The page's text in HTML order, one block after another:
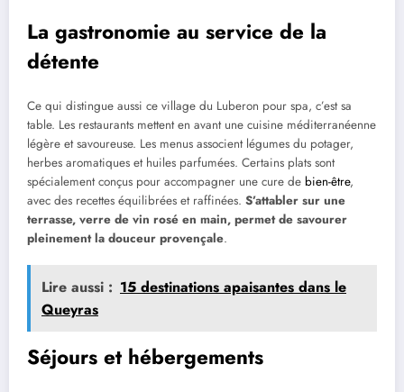
La gastronomie au service de la
détente
Ce qui distingue aussi ce village du Luberon pour spa, c’est sa
table. Les restaurants mettent en avant une cuisine méditerranéenne
légère et savoureuse. Les menus associent légumes du potager,
herbes aromatiques et huiles parfumées. Certains plats sont
spécialement conçus pour accompagner une cure de bien-être,
avec des recettes équilibrées et raffinées. S’attabler sur une
terrasse, verre de vin rosé en main, permet de savourer
pleinement la douceur provençale.
Lire aussi : 15 destinations apaisantes dans le
Queyras
Séjours et hébergements